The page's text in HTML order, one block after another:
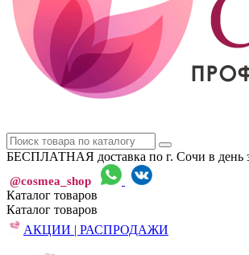
БЕСПЛАТНАЯ доставка по г. Сочи в день
@cosmea_shop
Каталог товаров
Каталог товаров
АКЦИИ | РАСПРОДАЖИ